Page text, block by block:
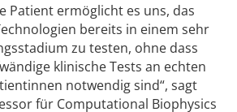
Patient ermöglicht es uns, das
bereits in einem sehr
zu testen, ohne dass
klinische Tests an echten
notwendig sind“, sagt
für Computational Biophysics